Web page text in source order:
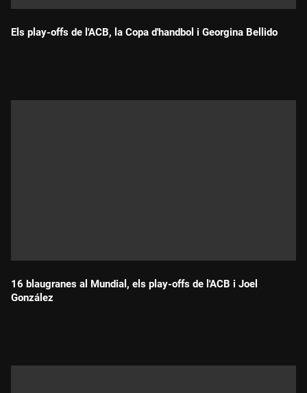
Els play-offs de l'ACB, la Copa d'handbol i Georgina Bellido
16 blaugranes al Mundial, els play-offs de l'ACB i Joel
González